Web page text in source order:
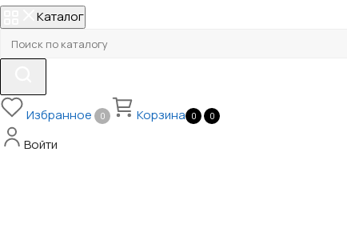
Каталог
Избранное 0 Корзина 0 0
Войти